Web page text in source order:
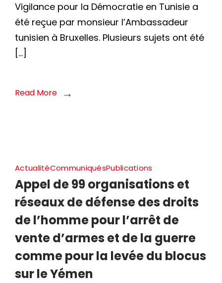
tunisien
Vigilance pour la Démocratie en Tunisie a
été reçue par monsieur l’Ambassadeur
tunisien à Bruxelles. Plusieurs sujets ont été
[…]
Read More
ActualitéCommuniquésPublications
Appel de 99 organisations et
réseaux de défense des droits
de l’homme pour l’arrêt de
vente d’armes et de la guerre
comme pour la levée du blocus
sur le Yémen